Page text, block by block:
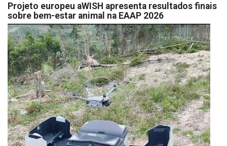
Projeto europeu aWISH apresenta resultados finais
sobre bem-estar animal na EAAP 2026